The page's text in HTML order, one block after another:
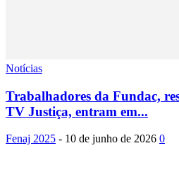
Notícias
Trabalhadores da Fundac,
TV Justiça, entram em...
Fenaj 2025 - 10 de junho de 2026 0